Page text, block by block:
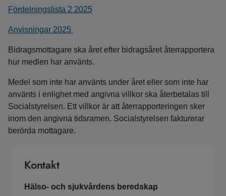
Fördelningslista 2 2025
Anvisningar 2025
Bidragsmottagare ska året efter bidragsåret återrapportera
hur medlen har använts.
Medel som inte har använts under året eller som inte har
använts i enlighet med angivna villkor ska återbetalas till
Socialstyrelsen. Ett villkor är att återrapporteringen sker
inom den angivna tidsramen. Socialstyrelsen fakturerar
berörda mottagare.
Kontakt
Hälso- och sjukvårdens beredskap